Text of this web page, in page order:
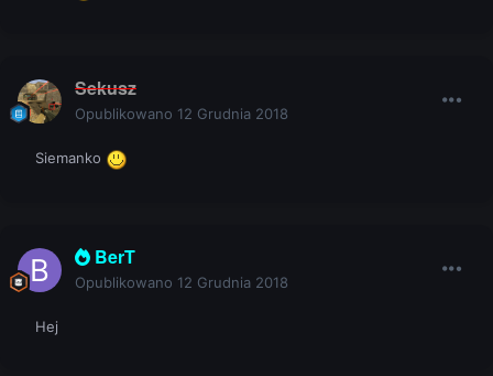
Sekusz
Opublikowano 12 Grudnia 2018
Siemanko
BerT
Opublikowano 12 Grudnia 2018
Hej